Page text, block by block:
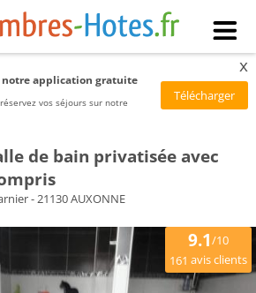
notre application gratuite
vos séjours sur notre
x
de bain privatisée avec
- 21130 AUXONNE
9.1/10
161 avis clients